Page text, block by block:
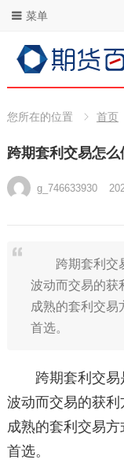
菜单
您所在的位置 首页
跨期套利交易怎
g_746633930
跨期套利交易
波动而交易的获
成熟的套利交易
首选。
跨期套利交易
波动而交易的获
成熟的套利交易
首选。